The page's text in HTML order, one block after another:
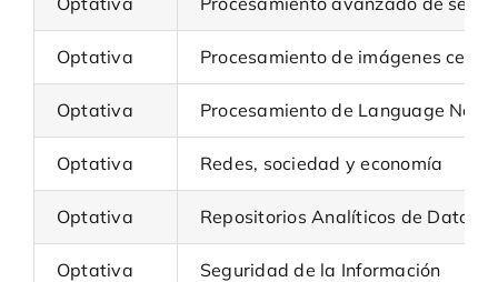
Optativa Procesamiento de imágenes
Optativa Procesamiento de Language
Optativa Redes, sociedad y economía
Optativa Repositorios Analíticos de Datos
Optativa Seguridad de la Información